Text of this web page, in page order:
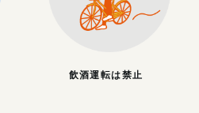
飲酒運転は禁止